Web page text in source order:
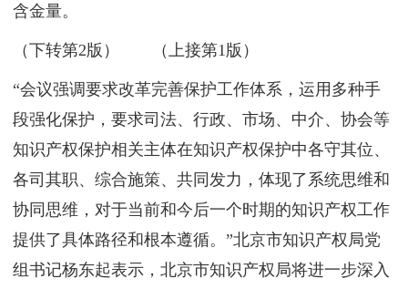
含金量。
（下转第2版） （上接第1版）
“会议强调要求改革完善保护工作体系，运用多种手
段强化保护，要求司法、行政、市场、中介、协会等
知识产权保护相关主体在知识产权保护中各守其位、
各司其职、综合施策、共同发力，体现了系统思维和
协同思维，对于当前和今后一个时期的知识产权工作
提供了具体路径和根本遵循。”北京市知识产权局党
组书记杨东起表示，北京市知识产权局将进一步深入